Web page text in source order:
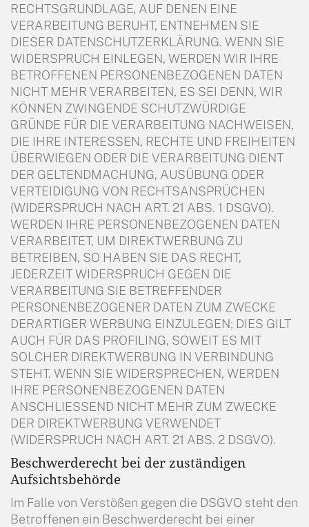
RECHTSGRUNDLAGE, AUF DENEN EINE
VERARBEITUNG BERUHT, ENTNEHMEN SIE
DIESER DATENSCHUTZERKLÄRUNG. WENN SIE
WIDERSPRUCH EINLEGEN, WERDEN WIR IHRE
BETROFFENEN PERSONENBEZOGENEN DATEN
NICHT MEHR VERARBEITEN, ES SEI DENN, WIR
KÖNNEN ZWINGENDE SCHUTZWÜRDIGE
GRÜNDE FÜR DIE VERARBEITUNG NACHWEISEN,
DIE IHRE INTERESSEN, RECHTE UND FREIHEITEN
ÜBERWIEGEN ODER DIE VERARBEITUNG DIENT
DER GELTENDMACHUNG, AUSÜBUNG ODER
VERTEIDIGUNG VON RECHTSANSPRÜCHEN
(WIDERSPRUCH NACH ART. 21 ABS. 1 DSGVO).
WERDEN IHRE PERSONENBEZOGENEN DATEN
VERARBEITET, UM DIREKTWERBUNG ZU
BETREIBEN, SO HABEN SIE DAS RECHT,
JEDERZEIT WIDERSPRUCH GEGEN DIE
VERARBEITUNG SIE BETREFFENDER
PERSONENBEZOGENER DATEN ZUM ZWECKE
DERARTIGER WERBUNG EINZULEGEN; DIES GILT
AUCH FÜR DAS PROFILING, SOWEIT ES MIT
SOLCHER DIREKTWERBUNG IN VERBINDUNG
STEHT. WENN SIE WIDERSPRECHEN, WERDEN
IHRE PERSONENBEZOGENEN DATEN
ANSCHLIESSEND NICHT MEHR ZUM ZWECKE
DER DIREKTWERBUNG VERWENDET
(WIDERSPRUCH NACH ART. 21 ABS. 2 DSGVO).
Beschwerderecht bei der zuständigen
Aufsichtsbehörde
Im Falle von Verstößen gegen die DSGVO steht den
Betroffenen ein Beschwerderecht bei einer